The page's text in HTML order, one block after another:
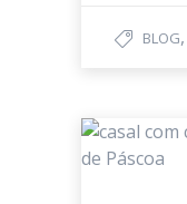
BLOG,